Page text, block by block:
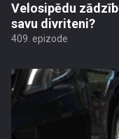
Velosipēdu
savu divriteni?
409. epizode